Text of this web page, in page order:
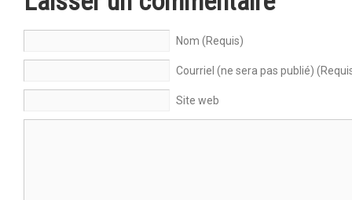
Nom (Requis)
Courriel (ne sera pas publié)
Site web